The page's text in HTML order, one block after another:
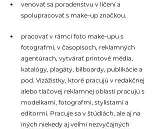
venovať sa poradenstvu v líčení a
spolupracovať s make-up značkou.
pracovať v rámci foto make-upu s
fotografmi, v časopisoch, reklamných
agentúrach, vytvárať printové média,
katalógy, plagáty, bilboardy, publikácie a
pod. Vizážistky, ktoré pracujú v redakčnej
alebo tlačovej reklamnej oblasti pracujú s
modelkami, fotografmi, stylistami a
editormi. Pracuje sa v štúdiách, ale aj na
iných niekedy aj veľmi nezvyčajných